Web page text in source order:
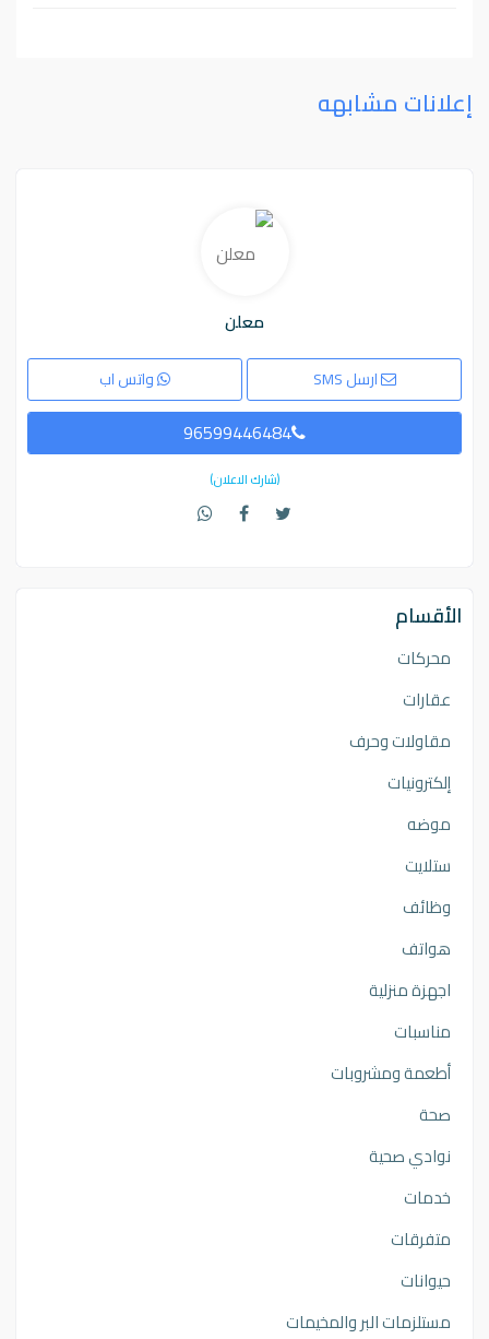
إعلانات مشابهه
معلن
ارسل SMS واتس اب
96599446484
(شارك الاعلان)
الأقسام
محركات
عقارات
مقاولات وحرف
إلكترونيات
موضه
ستلايت
وظائف
هواتف
اجهزة منزلية
مناسبات
أطعمة ومشروبات
صحة
نوادي صحية
خدمات
متفرقات
حيوانات
مستلزمات البر والمخيمات